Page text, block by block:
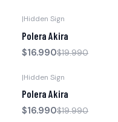
|Hidden Sign
Polera Akira
$16.990$19.990
|Hidden Sign
Polera Akira
$16.990$19.990